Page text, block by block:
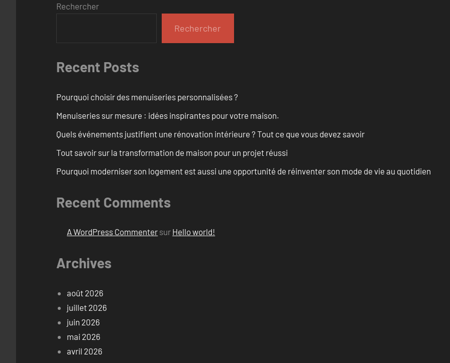
Rechercher
Rechercher
Recent Posts
Pourquoi choisir des menuiseries personnalisées ?
Menuiseries sur mesure : idées inspirantes pour votre maison.
Quels événements justifient une rénovation intérieure ? Tout ce que vous devez savoir
Tout savoir sur la transformation de maison pour un projet réussi
Pourquoi moderniser son logement est aussi une opportunité de réinventer son mode de vie au quotidien
Recent Comments
A WordPress Commenter sur Hello world!
Archives
août 2026
juillet 2026
juin 2026
mai 2026
avril 2026